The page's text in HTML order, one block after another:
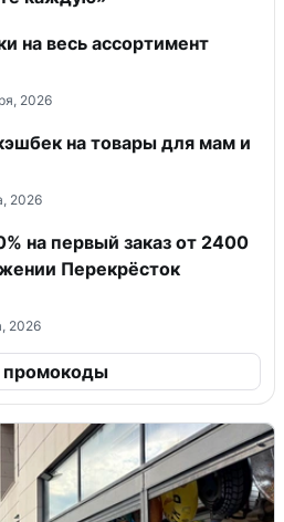
на весь ассортимент
2026
на товары для мам и
2026
на первый заказ от 2400
Перекрёсток
2026
промокоды